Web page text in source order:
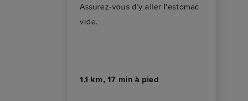
Assurez-vous d'y aller l'estomac
vide.
1,1 km, 17 min à pied